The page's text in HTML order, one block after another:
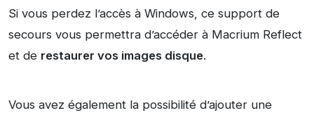
Si vous perdez l’accès à Windows, ce support de
secours vous permettra d’accéder à Macrium Reflect
et de restaurer vos images disque.
Vous avez également la possibilité d’ajouter une